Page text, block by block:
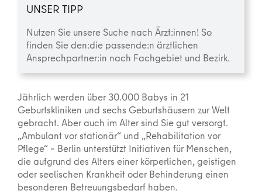
UNSER TIPP
Nutzen Sie unsere Suche nach Ärzt:innen! So
finden Sie den:die passende:n ärztlichen
Ansprechpartner:in nach Fachgebiet und Bezirk.
Jährlich werden über 30.000 Babys in 21
Geburtskliniken und sechs Geburtshäusern zur Welt
gebracht. Aber auch im Alter sind Sie gut versorgt.
„Ambulant vor stationär“ und „Rehabilitation vor
Pflege“ – Berlin unterstützt Initiativen für Menschen,
die aufgrund des Alters einer körperlichen, geistigen
oder seelischen Krankheit oder Behinderung einen
besonderen Betreuungsbedarf haben.